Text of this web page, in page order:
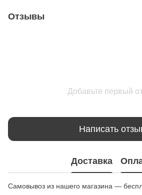
Отзывы
Добавьте первый
Написать
Доставка
Самовывоз из нашего магазина —